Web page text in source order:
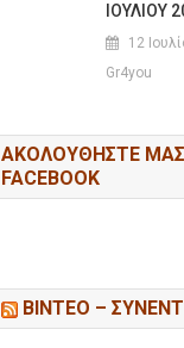
ΙΟΥΛΙΟΥ
12
Gr4you
ΑΚΟΛΟΥΘΉΣΤΕ
FACEBOOK
ΒΙΝΤΕΟ –